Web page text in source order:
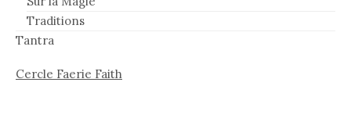
Traditions
Tantra
Cercle Faerie Faith